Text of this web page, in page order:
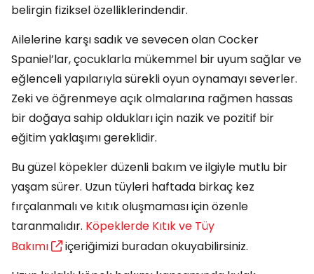
belirgin fiziksel özelliklerindendir.
Ailelerine karşı sadık ve sevecen olan Cocker
Spaniel’lar, çocuklarla mükemmel bir uyum sağlar ve
eğlenceli yapılarıyla sürekli oyun oynamayı severler.
Zeki ve öğrenmeye açık olmalarına rağmen hassas
bir doğaya sahip oldukları için nazik ve pozitif bir
eğitim yaklaşımı gereklidir.
Bu güzel köpekler düzenli bakım ve ilgiyle mutlu bir
yaşam sürer. Uzun tüyleri haftada birkaç kez
fırçalanmalı ve kıtık oluşmaması için özenle
taranmalıdır. Köpeklerde Kıtık ve Tüy
Bakımı
içeriğimizi buradan okuyabilirsiniz.